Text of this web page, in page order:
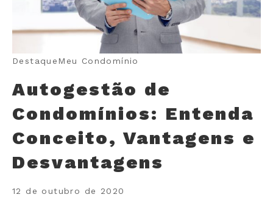
DestaqueMeu Condomínio
Autogestão de
Condomínios: Entenda
Conceito, Vantagens e
Desvantagens
12 de outubro de 2020